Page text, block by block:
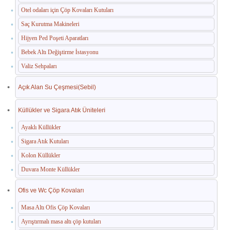
Otel odaları için Çöp Kovaları Kutuları
Saç Kurutma Makineleri
Hijyen Ped Poşeti Aparatları
Bebek Altı Değiştirme İstasyonu
Valiz Sehpaları
Açık Alan Su Çeşmesi(Sebil)
Küllükler ve Sigara Atık Üniteleri
Ayaklı Küllükler
Sigara Atık Kutuları
Kolon Küllükler
Duvara Monte Küllükler
Ofis ve Wc Çöp Kovaları
Masa Altı Ofis Çöp Kovaları
Ayrıştırmalı masa altı çöp kutuları